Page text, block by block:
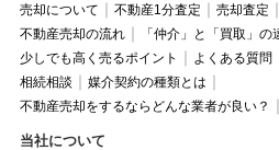
売却について 不動産1分査定 売却査定
不動産売却の流れ
「仲介」と「買取」の
少しでも高く売るポイント
よくある質問
相続相談
媒介契約の種類とは
不動産売却をするならどんな業者が良い？
当社について